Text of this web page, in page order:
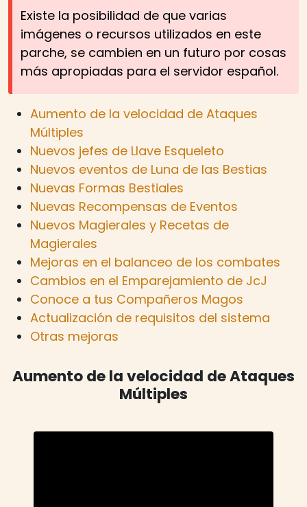
Existe la posibilidad de que varias
imágenes o recursos utilizados en este
parche, se cambien en un futuro por cosas
más apropiadas para el servidor español.
Aumento de la velocidad de Ataques
Múltiples
Nuevos jefes de Llave Esqueleto
Nuevos eventos de Luna de las Bestias
Nuevas Formas Bestiales
Nuevas Recompensas de Eventos
Nuevos Magierales y Recetas de
Magierales
Mejoras en el balanceo de los combates
Cambios en el Emparejamiento de JcJ
Conoce a tus Compañeros Magos
Actualización de requisitos del sistema
Otras mejoras
Aumento de la velocidad de Ataques
Múltiples